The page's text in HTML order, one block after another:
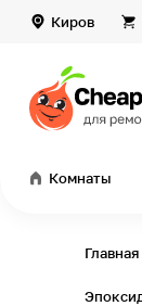
Киров
Комнаты
Главная